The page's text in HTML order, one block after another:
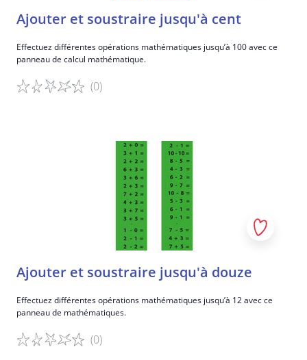
Ajouter et soustraire jusqu'à cent
Effectuez différentes opérations mathématiques jusqu’à 100 avec ce
panneau de calcul mathématique.
(0)
Ajouter et soustraire jusqu'à douze
Effectuez différentes opérations mathématiques jusqu’à 12 avec ce
panneau de mathématiques.
(0)